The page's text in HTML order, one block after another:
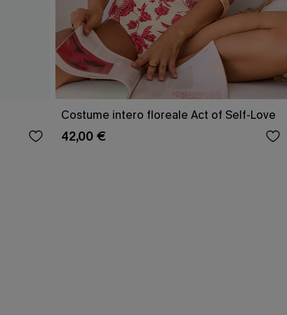
Costume intero floreale Act of Self-Love
42,00 €